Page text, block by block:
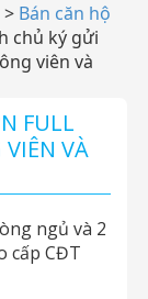
> Bán căn hộ
chủ ký gửi
viên và
FULL
VÀ
ngủ và 2
cấp CĐT